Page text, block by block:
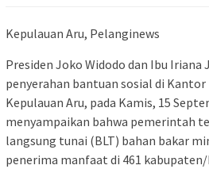
Kepulauan Aru, Pelanginews
Presiden Joko Widodo dan Ibu Iriana
penyerahan bantuan sosial di
Kepulauan Aru, pada Kamis, 15
menyampaikan bahwa pemerintah
langsung tunai (BLT) bahan bakar
penerima manfaat di 461